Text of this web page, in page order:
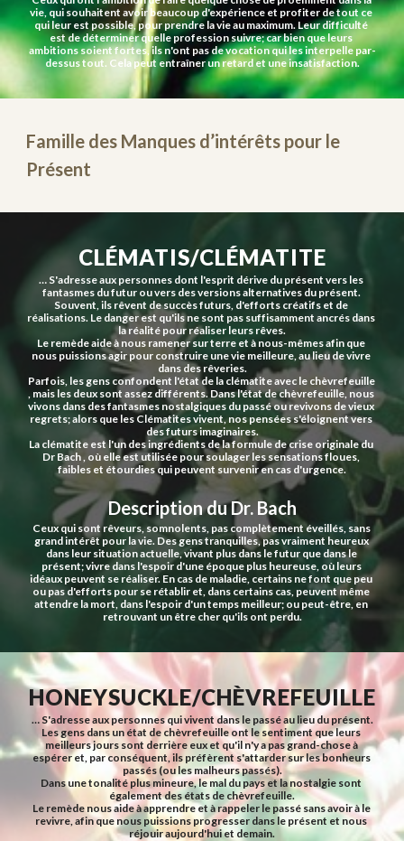
vie, qui souhaitent avoir beaucoup d'expérience et profiter de tout ce
qui leur est possible, pour prendre la vie au maximum. Leur difficulté
est de déterminer quelle profession suivre; car bien que leurs
ambitions soient fortes, ils n'ont pas de vocation qui les interpelle par-
dessus tout. Cela peut entraîner un retard et une insatisfaction.
Famille des Manques d’intérêts pour le
Présent
CLÉMATIS/CLÉMATITE
… S'adresse aux personnes dont l'esprit dérive du présent vers les
fantasmes du futur ou vers des versions alternatives du présent.
Souvent, ils rêvent de succès futurs, d'efforts créatifs et de
réalisations. Le danger est qu'ils ne sont pas suffisamment ancrés dans
la réalité pour réaliser leurs rêves.
Le remède aide à nous ramener sur terre et à nous-mêmes afin que
nous puissions agir pour construire une vie meilleure, au lieu de vivre
dans des rêveries.
Parfois, les gens confondent l'état de la clématite avec le chèvrefeuille
, mais les deux sont assez différents. Dans l'état de chèvrefeuille, nous
vivons dans des fantasmes nostalgiques du passé ou revivons de vieux
regrets; alors que les Clématites vivent, nos pensées s'éloignent vers
des futurs imaginaires.
La clématite est l'un des ingrédients de la formule de crise originale du
Dr Bach , où elle est utilisée pour soulager les sensations floues,
faibles et étourdies qui peuvent survenir en cas d'urgence.
Description du Dr. Bach
Ceux qui sont rêveurs, somnolents, pas complètement éveillés, sans
grand intérêt pour la vie. Des gens tranquilles, pas vraiment heureux
dans leur situation actuelle, vivant plus dans le futur que dans le
présent; vivre dans l'espoir d'une époque plus heureuse, où leurs
idéaux peuvent se réaliser. En cas de maladie, certains ne font que peu
ou pas d'efforts pour se rétablir et, dans certains cas, peuvent même
attendre la mort, dans l'espoir d'un temps meilleur; ou peut-être, en
retrouvant un être cher qu'ils ont perdu.
HONEYSUCKLE/CHÈVREFEUILLE
… S'adresse aux personnes qui vivent dans le passé au lieu du présent.
Les gens dans un état de chèvrefeuille ont le sentiment que leurs
meilleurs jours sont derrière eux et qu'il n'y a pas grand-chose à
espérer et, par conséquent, ils préfèrent s'attarder sur les bonheurs
passés (ou les malheurs passés).
Dans une tonalité plus mineure, le mal du pays et la nostalgie sont
également des états de chèvrefeuille.
Le remède nous aide à apprendre et à rappeler le passé sans avoir à le
revivre, afin que nous puissions progresser dans le présent et nous
réjouir aujourd'hui et demain.